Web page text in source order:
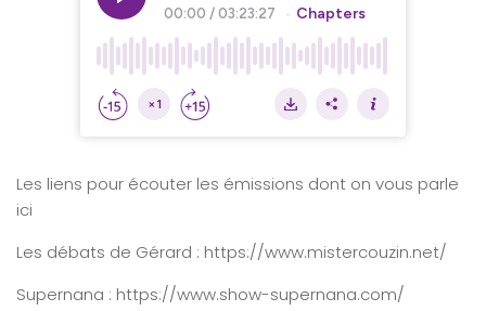
Les liens pour écouter les émissions dont on vous parle
ici
Les débats de Gérard : https://www.mistercouzin.net/
Supernana : https://www.show-supernana.com/